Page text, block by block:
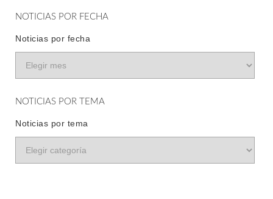
NOTICIAS POR FECHA
Noticias por fecha
NOTICIAS POR TEMA
Noticias por tema